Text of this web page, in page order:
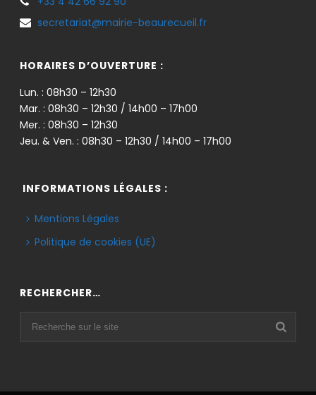
secretariat@mairie-beaurecueil.fr
HORAIRES D’OUVERTURE :
Lun. : 08h30 – 12h30
Mar. : 08h30 – 12h30 / 14h00 – 17h00
Mer. : 08h30 – 12h30
Jeu. & Ven. : 08h30 – 12h30 / 14h00 – 17h00
INFORMATIONS LÉGALES :
Mentions Légales
Politique de cookies (UE)
RECHERCHER…